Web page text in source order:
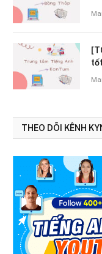
THEO DÕI KÊNH